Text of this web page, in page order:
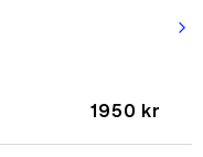
1950 kr
arrow_forward_ios